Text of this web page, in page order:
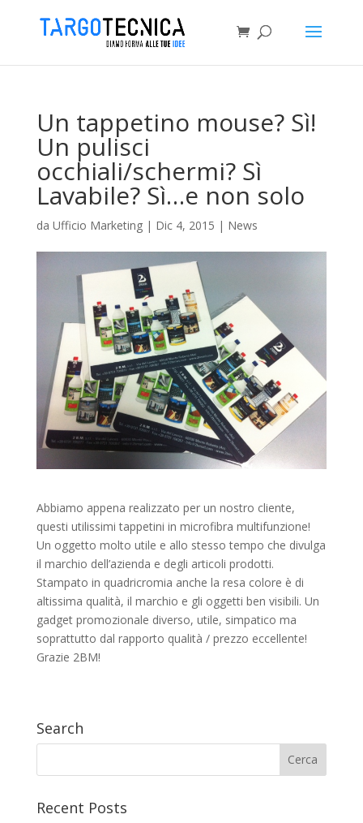
Un tappetino mouse? Sì!
Un pulisci
occhiali/schermi? Sì
Lavabile? Sì…e non solo
da Ufficio Marketing| Dic 4, 2015 | News
Abbiamo appena realizzato per un nostro cliente,
questi utilissimi tappetini in microfibra multifunzione!
Un oggetto molto utile e allo stesso tempo che divulga
il marchio dell’azienda e degli articoli prodotti.
Stampato in quadricromia anche la resa colore è di
altissima qualità, il marchio e gli oggetti ben visibili. Un
gadget promozionale diverso, utile, simpatico ma
soprattutto dal rapporto qualità / prezzo eccellente!
Grazie 2BM!
Search
Recent Posts